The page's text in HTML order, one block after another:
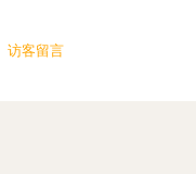
访客留言